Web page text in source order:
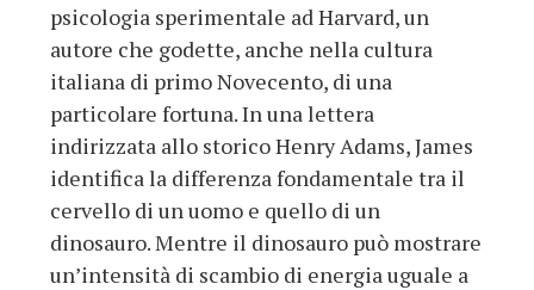
psicologia sperimentale ad Harvard, un
autore che godette, anche nella cultura
italiana di primo Novecento, di una
particolare fortuna. In una lettera
indirizzata allo storico Henry Adams, James
identifica la differenza fondamentale tra il
cervello di un uomo e quello di un
dinosauro. Mentre il dinosauro può mostrare
un’intensità di scambio di energia uguale a